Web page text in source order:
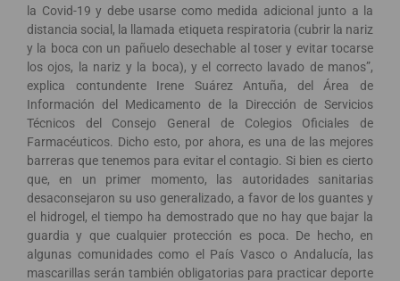
la Covid-19 y debe usarse como medida adicional junto a la
distancia social, la llamada etiqueta respiratoria (cubrir la nariz
y la boca con un pañuelo desechable al toser y evitar tocarse
los ojos, la nariz y la boca), y el correcto lavado de manos”,
explica contundente Irene Suárez Antuña, del Área de
Información del Medicamento de la Dirección de Servicios
Técnicos del Consejo General de Colegios Oficiales de
Farmacéuticos. Dicho esto, por ahora, es una de las mejores
barreras que tenemos para evitar el contagio. Si bien es cierto
que, en un primer momento, las autoridades sanitarias
desaconsejaron su uso generalizado, a favor de los guantes y
el hidrogel, el tiempo ha demostrado que no hay que bajar la
guardia y que cualquier protección es poca. De hecho, en
algunas comunidades como el País Vasco o Andalucía, las
mascarillas serán también obligatorias para practicar deporte